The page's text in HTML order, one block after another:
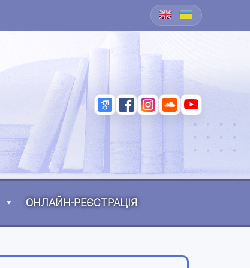
ОНЛАЙН-РЕЄСТРАЦІЯ